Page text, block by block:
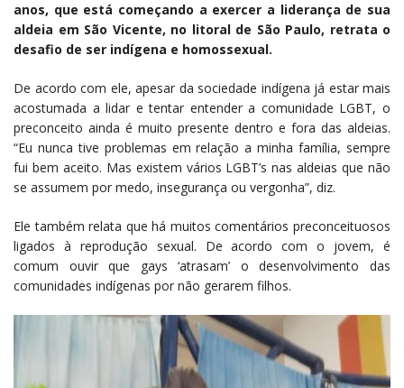
anos, que está começando a exercer a liderança de sua
aldeia em São Vicente, no litoral de São Paulo, retrata o
desafio de ser indígena e homossexual.
De acordo com ele, apesar da sociedade indígena já estar mais
acostumada a lidar e tentar entender a comunidade LGBT, o
preconceito ainda é muito presente dentro e fora das aldeias.
“Eu nunca tive problemas em relação a minha família, sempre
fui bem aceito. Mas existem vários LGBT’s nas aldeias que não
se assumem por medo, insegurança ou vergonha”, diz.
Ele também relata que há muitos comentários preconceituosos
ligados à reprodução sexual. De acordo com o jovem, é
comum ouvir que gays ‘atrasam’ o desenvolvimento das
comunidades indígenas por não gerarem filhos.